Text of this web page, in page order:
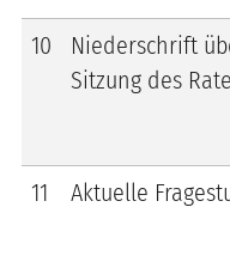
10
Niederschrift
Sitzung des
11 Aktuelle